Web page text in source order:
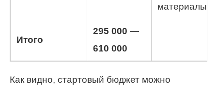
материалы
Итого
295 000 —
610 000
Как видно, стартовый бюджет можно